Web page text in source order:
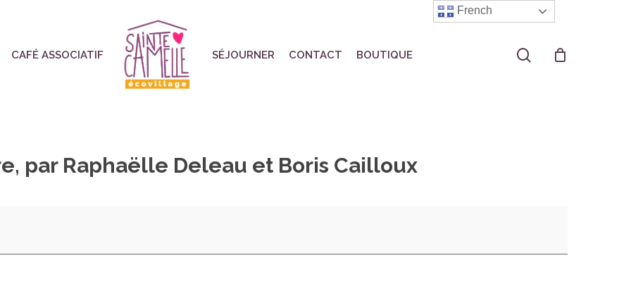
CAFÉ ASSOCIATIF SÉJOURNER CONTACT BOUTIQUE search
par Raphaëlle Deleau et Boris Cailloux
French